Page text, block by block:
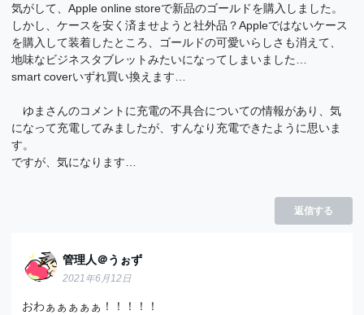
気がして、Apple online storeで新品のゴールドを購入しました。
しかし、ケースを安く済ませようと社外品？Appleではないケース
を購入して装着したところ、ゴールドの可愛いらしさも消えて、
地味なビジネスタブレットみたいになってしまいました…
smart coverいずれ買い換えます…
ゆまさんのコメントに充電の不具合についての情報があり、気
になって充電してみましたが、すんなり充電できたように思いま
す。
ですが、気になります…
返信する
管理人＠うぉず
2021年6月12日
おわぁぁぁぁぁ！！！！！